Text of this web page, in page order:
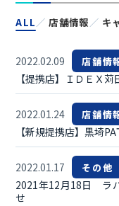
ALL／ 店舗情報／ キ
2022.02.09 店舗情
【提携店】ＩＤＥＸ
2022.01.24 店舗情
【新規提携店】黒埼
2022.01.17 その他
2021年12月18日 ラ
せ